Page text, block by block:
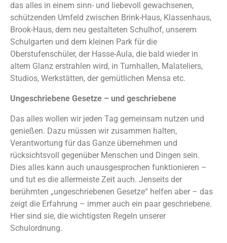
das alles in einem sinn- und liebevoll gewachsenen,
schützenden Umfeld zwischen Brink-Haus, Klassenhaus,
Brook-Haus, dem neu gestalteten Schulhof, unserem
Schulgarten und dem kleinen Park für die
Oberstufenschüler, der Hasse-Aula, die bald wieder in
altem Glanz erstrahlen wird, in Turnhallen, Malateliers,
Studios, Werkstätten, der gemütlichen Mensa etc.
Ungeschriebene Gesetze – und geschriebene
Das alles wollen wir jeden Tag gemeinsam nutzen und
genießen. Dazu müssen wir zusammen halten,
Verantwortung für das Ganze übernehmen und
rücksichtsvoll gegenüber Menschen und Dingen sein.
Dies alles kann auch unausgesprochen funktionieren –
und tut es die allermeiste Zeit auch. Jenseits der
berühmten „ungeschriebenen Gesetze“ helfen aber – das
zeigt die Erfahrung – immer auch ein paar geschriebene.
Hier sind sie, die wichtigsten Regeln unserer
Schulordnung.